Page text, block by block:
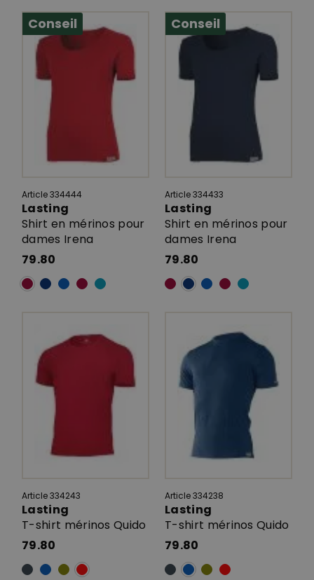
Conseil
Article 334444
Lasting
Shirt en mérinos pour
dames Irena
79.80
Conseil
Article 334433
Lasting
Shirt en mérinos pour
dames Irena
79.80
Article 334243
Lasting
T-shirt mérinos Quido
79.80
Article 334238
Lasting
T-shirt mérinos Quido
79.80